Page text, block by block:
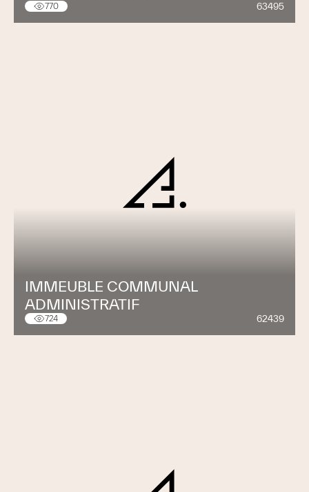
770 63495
IMMEUBLE COMMUNAL
ADMINISTRATIF
724 62439